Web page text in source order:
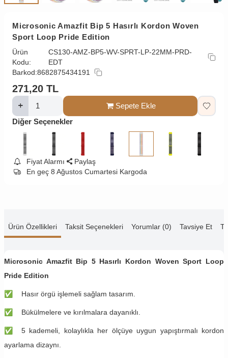
Microsonic Amazfit Bip 5 Hasırlı Kordon Woven
Sport Loop Pride Edition
Ürün
Kodu:
CS130-AMZ-BP5-WV-SPRT-LP-22MM-PRD-
EDT
Barkod:8682875434191
271,20 TL
Sepete Ekle
Diğer Seçenekler
Fiyat Alarmı
Paylaş
En geç 8 Ağustos Cumartesi Kargoda
Ürün Özellikleri Taksit Seçenekleri Yorumlar (0) Tavsiye Et
Microsonic Amazfit Bip 5 Hasırlı Kordon Woven Sport Loop
Pride Edition
✅ ​​Hasır örgü işlemeli sağlam tasarım.
✅ ​​Bükülmelere ve kırılmalara dayanıklı.
✅ ​​5 kademeli, kolaylıkla her ölçüye uygun yapıştırmalı kordon
ayarlama dizaynı.